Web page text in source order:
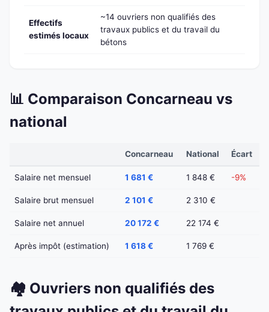
Effectifs
estimés locaux
~14 ouvriers non qualifiés des
travaux publics et du travail du
bétons
📊 Comparaison Concarneau vs
national
Concarneau National Écart
Salaire net mensuel 1 681 € 1 848 € -9%
Salaire brut mensuel 2 101 € 2 310 €
Salaire net annuel 20 172 € 22 174 €
Après impôt (estimation) 1 618 € 1 769 €
🏘️ Ouvriers non qualifiés des